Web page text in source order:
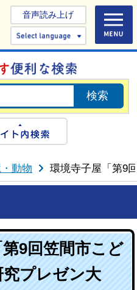
音声読み上げ
Select
検索
動物 環境寺子屋「第9
9回笠間市こど
究プレゼン大